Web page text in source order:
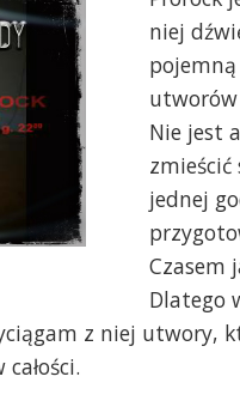
niej
utworów
Nie jest
zmieścić
jednej
Czasem
Dlatego
z niej utwory,